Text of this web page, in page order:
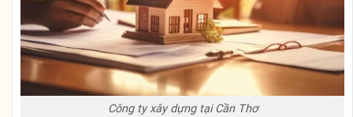
Công ty xây dựng tại Cần Thơ